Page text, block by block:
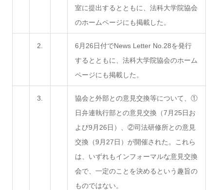
室に提出するとともに、法科大学院協会
のホームページにも掲載した。
2.
6月26日付でNews Letter No.28を発行
するとともに、法科大学院協会のホーム
ページにも掲載した。
3.
協会と外部との意見交換等について、①
日弁連執行部との意見交換（7月25日お
よび9月26日）、②司法研修所との意見
交換（9月27日）が開催された。これら
は、いずれもインフォーマルな意見交換
会で、一定のことを決めるという趣旨の
ものではない。